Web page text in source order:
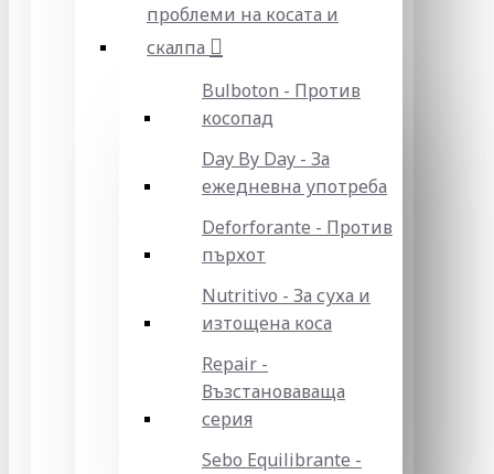
проблеми на косата и
скалпа
Bulboton - Против
косопад
Day By Day - За
ежедневна употреба
Deforforante - Против
пърхот
Nutritivo - За суха и
изтощена коса
Repair -
Възстановаваща
серия
Sebo Equilibrante -